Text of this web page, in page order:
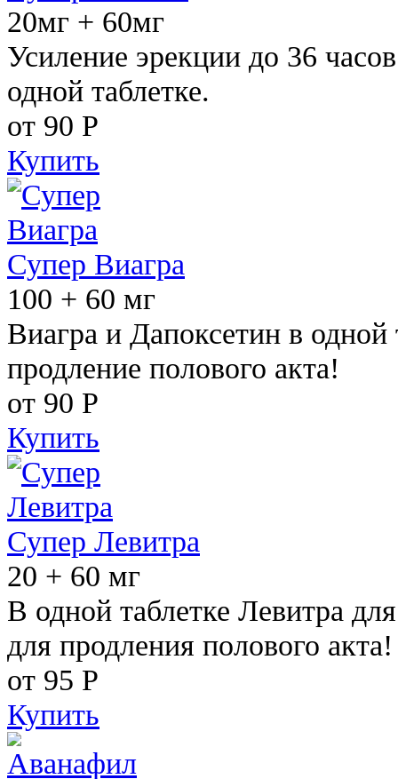
20мг + 60мг
Усиление эрекции до 36
одной таблетке.
от 90 Р
Купить
Супер Виагра
100 + 60 мг
Виагра и Дапоксетин в одной
продление полового акта!
от 90 Р
Купить
Супер Левитра
20 + 60 мг
В одной таблетке Левитра
для продления полового акта!
от 95 Р
Купить